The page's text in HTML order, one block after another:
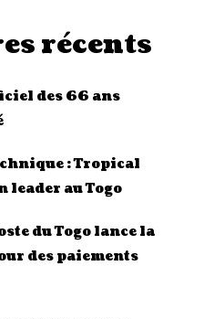
récents
des 66 ans
: Tropical
leader au Togo
du Togo lance la
des paiements